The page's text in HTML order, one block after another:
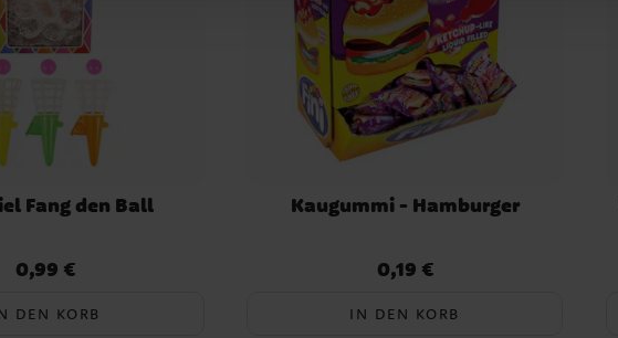
Fang den Ball
Preis:0,99 €
0,99 €
DEN KORB
Kaugummi - Hamburger
Preis:0,19 €
0,19 €
IN DEN KORB